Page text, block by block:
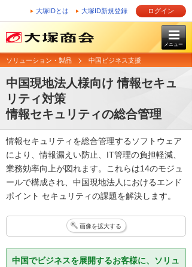
大塚IDとは 大塚ID新規登録 ログイン
メニュー
ソリューション・製品 中国ビジネス支援
中国現地法人様向け 情報セキュ
リティ対策
情報セキュリティの総合管理
情報セキュリティを総合管理するソフトウェア
により、情報漏えい防止、IT管理の負担軽減、
業務効率向上が図れます。これらは14のモジュ
ールで構成され、中国現地法人におけるエンド
ポイント セキュリティの課題を解決します。
画像を拡大する
中国でビジネスを展開するお客様に、ソリュ